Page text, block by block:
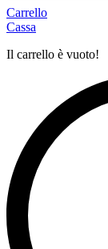
Carrello
Cassa
Il carrello è vuoto!